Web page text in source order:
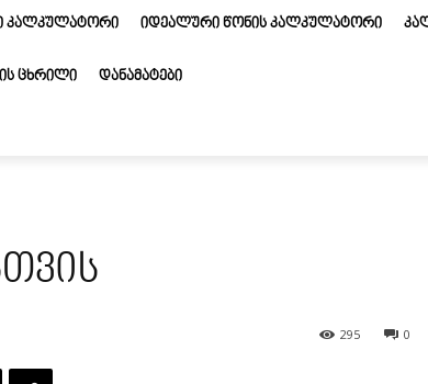
ᲙᲐᲚᲙᲣᲚᲐᲢᲝᲠᲘ ᲘᲓᲔᲐᲚᲣᲠᲘ ᲬᲝᲜᲘᲡ ᲙᲐᲚᲙᲣᲚᲐᲢᲝᲠᲘ
ᲪᲮᲠᲘᲚᲘ ᲓᲐᲜᲐᲛᲐᲢᲔᲑᲘ
0
295